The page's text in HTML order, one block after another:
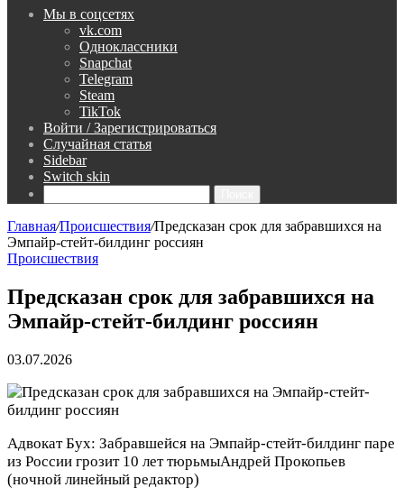
Мы в соцсетях
vk.com
Одноклассники
Snapchat
Telegram
Steam
TikTok
Войти / Зарегистрироваться
Случайная статья
Sidebar
Switch skin
Главная/Происшествия/Предсказан срок для забравшихся на
Эмпайр-стейт-билдинг россиян
Происшествия
Предсказан срок для забравшихся на
Эмпайр-стейт-билдинг россиян
03.07.2026
Адвокат Бух: Забравшейся на Эмпайр-стейт-билдинг паре
из России грозит 10 лет тюрьмыАндрей Прокопьев
(ночной линейный редактор)